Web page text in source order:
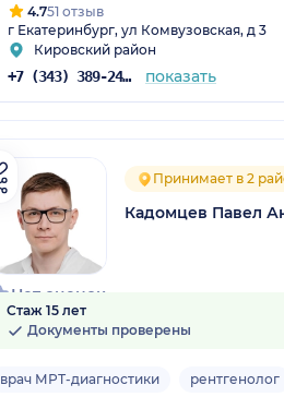
4.751 отзыв
г Екатеринбург, ул Комвузовская, д 3
Кировский район
+7 (343) 389-24-54 показать
Нет оценок
Принимает в 2
Кадомцев Павел
Стаж 15 лет
Документы проверены
врач МРТ-диагностики рентгенолог